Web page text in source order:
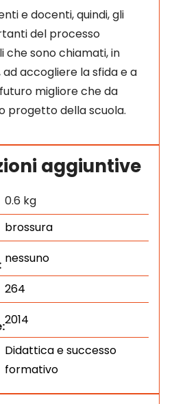
e docenti, quindi, gli
del processo
che sono chiamati, in
accogliere la sfida e a
migliore che da
progetto della scuola.
aggiuntive
0.6 kg
brossura
nessuno
264
2014
Didattica e successo
formativo